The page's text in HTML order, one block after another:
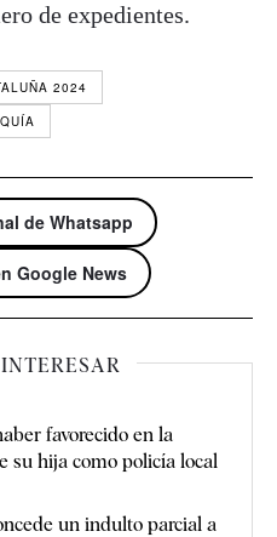
de expedientes.
2024
de Whatsapp
Google News
favorecido en la
su hija como policía local
un indulto parcial a